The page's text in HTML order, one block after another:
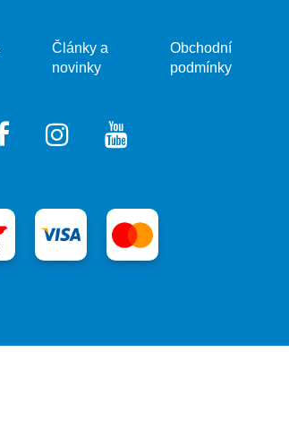
Články a
novinky
Obchodní
podmínky